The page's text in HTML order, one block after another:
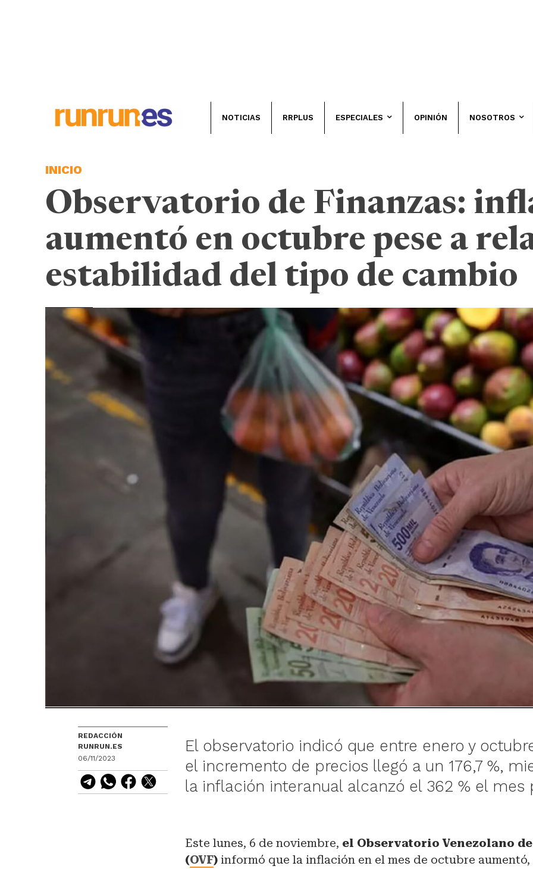
NOTICIAS RRPLUS ESPECIALES OPINIÓN NOSOTROS
INICIO
Observatorio de Finanzas:
aumentó en octubre pese a
estabilidad del tipo de cambio
REDACCIÓN
RUNRUN.ES
06/11/2023
El observatorio indicó que entre enero y
el incremento de precios llegó a un 176,7 %,
la inflación interanual alcanzó el 362 % el mes
Este lunes, 6 de noviembre, el Observatorio Venezolano
(OVF) informó que la inflación en el mes de octubre aumentó,